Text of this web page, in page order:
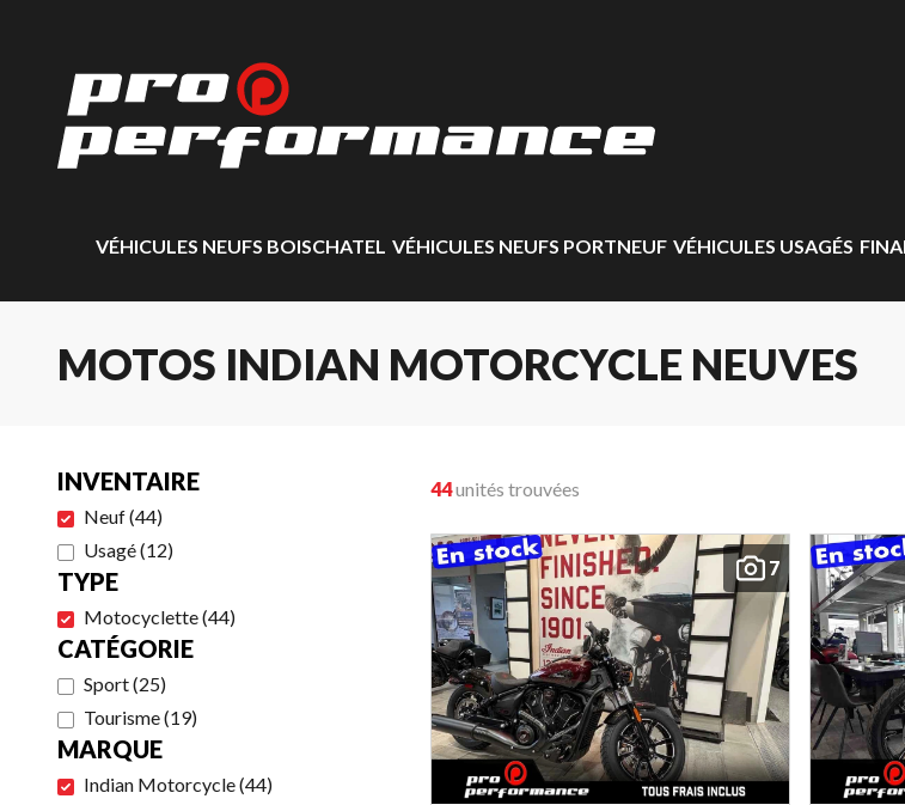
VÉHICULES NEUFS BOISCHATEL VÉHICULES NEUFS PORTNEUF VÉHICULES USAGÉS
MOTOS INDIAN MOTORCYCLE NEUVES
INVENTAIRE
Neuf(44)
Usagé(12)
TYPE
Motocyclette(44)
CATÉGORIE
Sport(25)
Tourisme(19)
MARQUE
Indian Motorcycle(44)
44unités trouvées
7